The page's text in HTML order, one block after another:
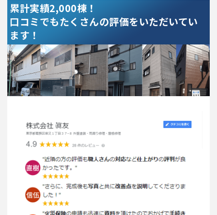
累計実績2,000棟！
口コミでもたくさんの評価をいただいてい
ます！